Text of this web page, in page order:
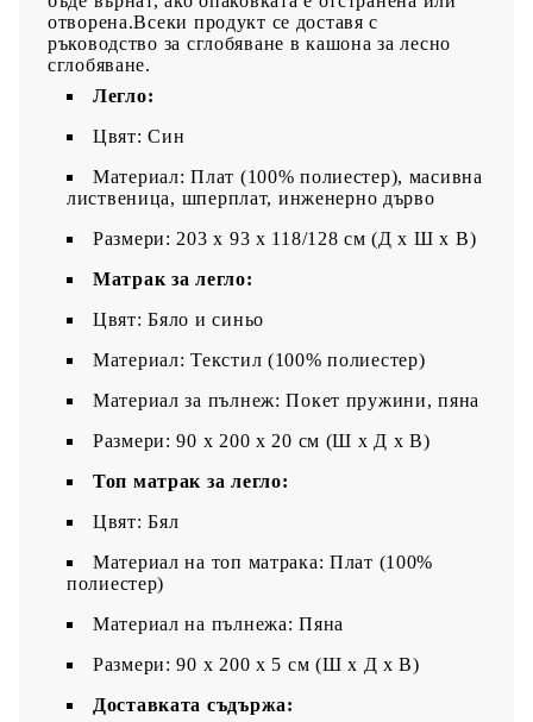
отворена.Всеки продукт се доставя с
ръководство за сглобяване в кашона за лесно
сглобяване.
Легло:
Цвят: Син
Материал: Плат (100% полиестер), масивна
лиственица, шперплат, инженерно дърво
Размери: 203 x 93 x 118/128 см (Д x Ш x В)
Матрак за легло:
Цвят: Бяло и синьо
Материал: Текстил (100% полиестер)
Материал за пълнеж: Покет пружини, пяна
Размери: 90 x 200 x 20 см (Ш x Д x В)
Топ матрак за легло:
Цвят: Бял
Материал на топ матрака: Плат (100%
полиестер)
Материал на пълнежа: Пяна
Размери: 90 x 200 x 5 см (Ш x Д x В)
Доставката съдържа: